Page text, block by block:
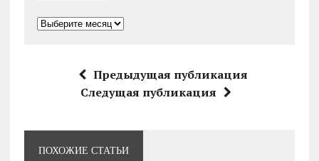
Архивы
Предыдущая публикация
Следущая публикация
ПОХОЖИЕ СТАТЬИ